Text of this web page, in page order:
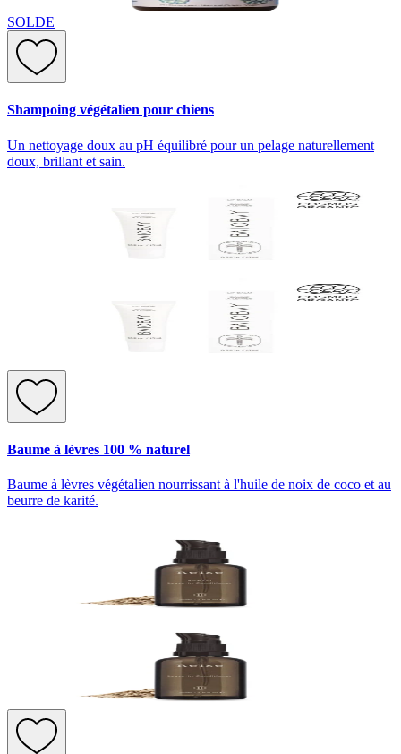
SOLDE
Shampoing végétalien pour chiens
Un nettoyage doux au pH équilibré pour un pelage naturellement
doux, brillant et sain.
Baume à lèvres 100 % naturel
Baume à lèvres végétalien nourrissant à l'huile de noix de coco et au
beurre de karité.